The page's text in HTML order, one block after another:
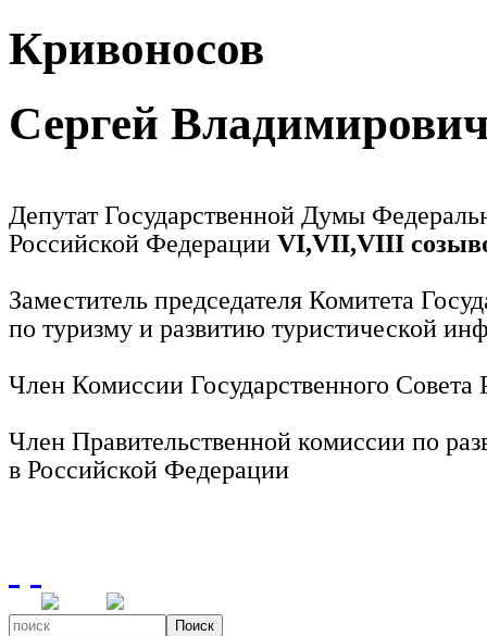
Кривоносов
Сергей
Депутат Государственной Думы
Российской Федерации VI,VII,VIII
Заместитель председателя Комитета
по туризму и развитию туристической
Член Комиссии Государственного
Член Правительственной комиссии по
в Российской Федерации
Поиск